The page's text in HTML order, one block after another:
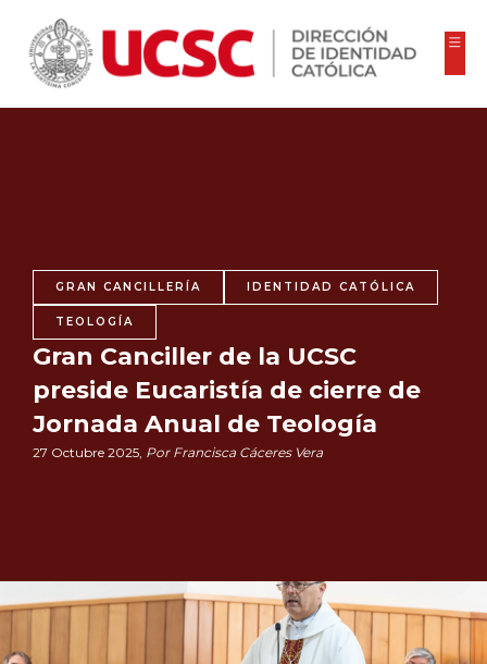
GRAN CANCILLERÍA IDENTIDAD CATÓLICA
TEOLOGÍA
Gran Canciller de la UCSC
preside Eucaristía de cierre de
Jornada Anual de Teología
27 Octubre 2025, Por Francisca Cáceres Vera